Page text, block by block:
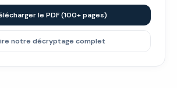
le PDF (100+ pages)
notre décryptage complet